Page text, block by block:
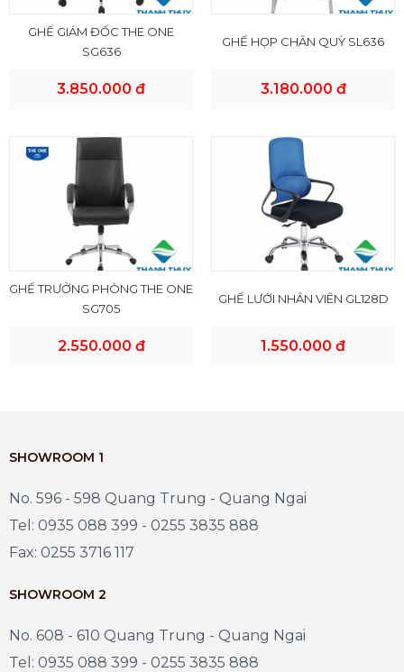
GHẾ GIÁM ĐỐC THE ONE
SG636
3.850.000 đ
GHẾ HỌP CHÂN QUỲ SL636
3.180.000 đ
GHẾ TRƯỞNG PHÒNG THE ONE
SG705
2.550.000 đ
GHẾ LƯỚI NHÂN VIÊN GL128D
1.550.000 đ
SHOWROOM 1
No. 596 - 598 Quang Trung - Quang Ngai
Tel: 0935 088 399 - 0255 3835 888
Fax: 0255 3716 117
SHOWROOM 2
No. 608 - 610 Quang Trung - Quang Ngai
Tel: 0935 088 399 - 0255 3835 888